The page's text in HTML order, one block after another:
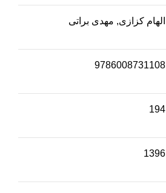
الهام کزازی, مهدی براتی
9786008731108
194
1396